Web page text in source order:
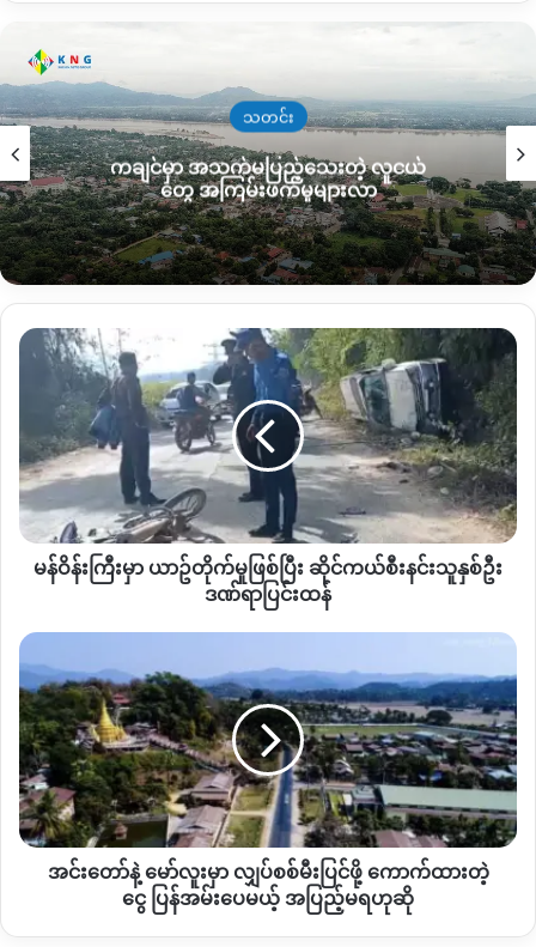
မိုးညှင်းဘက်ပါတီအောင်နိုင်ရေးလုပ်အပြီး တနိုင်းအတက်မှာ
ခေါက်ရတယ်။ ဟိုဘက်ကနေ ဖုန်းနဲ့လှမ်းချိတ်လာတာတဲ့ မလာကြ
ဖို့ လုံခြုံရေးယူမပေးနိုင်ဘူး။ စကစဘက်က
လမ်းလုံခြုံရေးမယူပေး
နိုင်ဘူးဆိုလို့ပြန်ခေါက်လာရတာ”လို့PPPပါတီနဲ့နီးစပ်တဲ့
အမျိုးသမီးတစ်ဦး ပြောပါတယ်။
စစ်ကောင်စီအောက် ပြည်ထောင်စုရွေးကောက်ပွဲကော်မရှင်
က နိုင်ငံရေးပါတီတွေ မဲဆွယ်စည်းရုံးခွင့်ကာလကို ပြီးခဲ့
အောက်တိုဘာ ၂၈ ကစတင်ကြောင်း ကြေညာထား
ဒီဇင်ဘာ ၂၆ ရက် ည ၁၂ နာရီ အထိ မဲဆွယ်စည်းရုံးခွင့်ပေးထား
ကာ ဒီဇင်ဘာ ၂၇ ရက် ကSilent Dayအဖြစ် ကြေညာထားပါ
တယ်။
ရွေးကောက်ပွဲကိုအပိုင်းလိုက်ကျင်းပဖို့ ပြင်ဆင်ထားတဲ့ စစ်ကောင်စီ
ကြေညာချက်မှာ ဒီဇင်ဘာ ၂၈ ရက်နေ့မှာ လုပ်မယ့်
မှာတော့ ကချင်ပြည်နယ်ထဲက
တနိုင်း၊ ခေါင်လန်ဖူး၊ နောင်မွန်၊ ပူတာအိုနဲ့ မိုးညှင်းမြို့နယ်တို့ပါဝင်
နေပါတယ်။
ဒါကြောင့် ကချင်ဒေသတွင်းဝင်ရောက်ယှဉ်ပြိုင်မယ့် ပါတီတွေ
က ပြီးခဲ့တဲ့အောက်တိုဘာလကုန်ပိုင်းကစပြီး ပါတီအောင်နိုင်ရေး မဲ
ဆွယ်စည်းရုံးတာတွေ လုပ်ဆောင်နေပေမယ့် လုံခြုံရေးအခြေနေ
အရ သွားလာလို့မရတဲ့နေရာတွေလည်း များစွာရှိနေကြပါတယ်။
အဓိကတော့ တိုင်းရင်းသားဒေသတွေမှာ သူတို့က မြို့ပေါ်လောက်ပဲ
လှုပ်ရှားနိုင်တာ သူတို့ရဲ့ပါတီအောင်နိုင်ရေးက ထင်ထားသလိုတော့
ဖြစ်လာမှာမဟုတ်ဘူးလေ အားလုံးသိထားပြီးသား။ ဒါပေ
သတင်း
ကချင်မှာ အသက်မပြည့်သေးတဲ့ လူငယ်
တွေ အကြမ်းဖက်မှုများလာ
မန်
မှာ
ယာ
ဥ်
တိုက်
မှု
ဖြစ်
ကယ်
စီးနင်း
သူ
နှ
စ်
ဦး
ဒဏ်ရာ
ပြင်းထန်
မန်ဝိန်းကြီးမှာ ယာဥ်တိုက်မှုဖြစ်ပြီး ဆိုင်ကယ်စီးနင်းသူနှစ်ဦး
ဒဏ်ရာပြင်းထန်
အင်း
တော်
နဲ့ မော်
လူး
မှာ လျှပ်စစ်မီး
ပြင်
ဖို့ ကောက်
ထား
တဲ့
ငွေ ပြန်အင်းတော်နဲ့ မော်လူးမှာ လျှပ်စစ်မီးပြင်ဖို့ ကောက်ထားတဲ့
ငွေ ပြန်အမ်းပေမယ့် အပြည့်မရဟုဆို